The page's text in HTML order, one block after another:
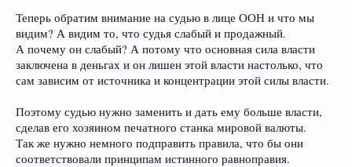
Теперь обратим внимание на судью в лице ООН и что мы
видим? А видим то, что судья слабый и продажный.
А почему он слабый? А потому что основная сила власти
заключена в деньгах и он лишен этой власти настолько, что
сам зависим от источника и концентрации этой силы власти.
Поэтому судью нужно заменить и дать ему больше власти,
сделав его хозяином печатного станка мировой валюты.
Так же нужно немного подправить правила, что бы они
соответствовали принципам истинного равноправия.